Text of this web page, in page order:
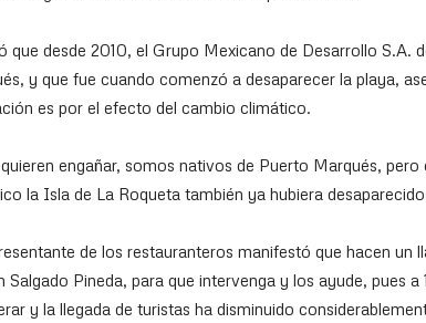
que desde 2010, el Grupo Mexicano de Desarrollo S.A.
y que fue cuando comenzó a desaparecer la playa,
es por el efecto del cambio climático.
engañar, somos nativos de Puerto Marqués,
la Isla de La Roqueta también ya hubiera
de los restauranteros manifestó que hacen un
Salgado Pineda, para que intervenga y los ayude, pues
y la llegada de turistas ha disminuido